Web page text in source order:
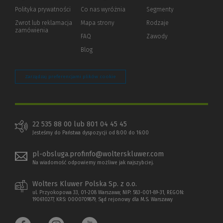
Polityka prywatności (Nowe
(Link
innej
Zwrot lub reklamacja
zamówienia
strony)
Co nas wyróżnia
Mapa strony
FAQ
Blog
Segmenty
Rodzaje
Zawody
Zarządzaj preferencjami plików cookie
22 535 88 00 lub 801 04 45 45
Jesteśmy do Państwa dyspozycji od 8:00 do 16:00
pl-obsluga.profinfo@wolterskluwer.com
Na wiadomość odpowiemy możliwe jak najszybciej.
Wolters Kluwer Polska Sp. z o.o.
ul. Przyokopowa 33, 01-208 Warszawa; NIP: 583-001-89-31, REGON:
190610277, KRS: 0000709879, Sąd rejonowy dla M.S. Warszawy